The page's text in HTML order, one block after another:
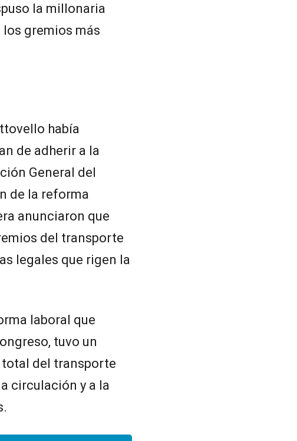
la millonaria
gremios más
había
de adherir a la
General del
de la reforma
anunciaron que
del transporte
legales que rigen la
laboral que
tuvo un
del transporte
circulación y a la